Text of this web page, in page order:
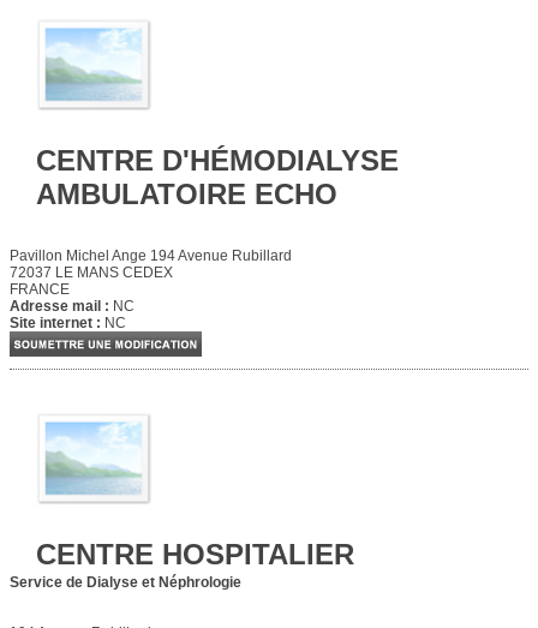
CENTRE D'HÉMODIALYSE
AMBULATOIRE ECHO
Pavillon Michel Ange 194 Avenue Rubillard
72037 LE MANS CEDEX
FRANCE
Adresse mail : NC
Site internet : NC
CENTRE HOSPITALIER
Service de Dialyse et Néphrologie